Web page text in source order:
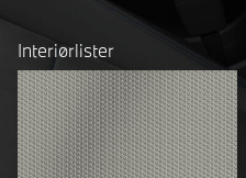
Interiørlister